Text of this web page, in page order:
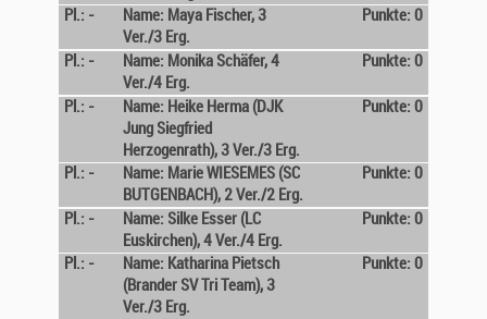
Pl.: -
Name: Maya Fischer, 3
Ver./3 Erg.
Punkte: 0
Pl.: -
Name: Monika Schäfer, 4
Ver./4 Erg.
Punkte: 0
Pl.: -
Name: Heike Herma (DJK
Jung Siegfried
Herzogenrath), 3 Ver./3 Erg.
Punkte: 0
Pl.: -
Name: Marie WIESEMES (SC
BUTGENBACH), 2 Ver./2 Erg.
Punkte: 0
Pl.: -
Name: Silke Esser (LC
Euskirchen), 4 Ver./4 Erg.
Punkte: 0
Pl.: -
Name: Katharina Pietsch
(Brander SV Tri Team), 3
Ver./3 Erg.
Punkte: 0